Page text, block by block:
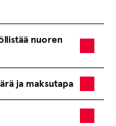
nuoren
ja maksutapa